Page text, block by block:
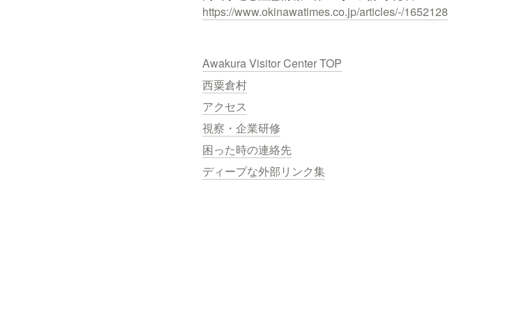
https://www.okinawatimes.co.jp/articles/-/1652128
Awakura Visitor Center TOP
西粟倉村
アクセス
視察・企業研修
困った時の連絡先
ディープな外部リンク集